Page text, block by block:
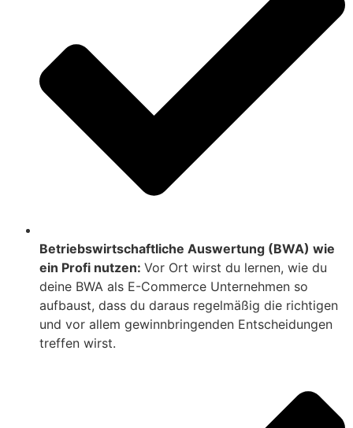
Betriebswirtschaftliche Auswertung (BWA) wie
ein Profi nutzen: Vor Ort wirst du lernen, wie du
deine BWA als E-Commerce Unternehmen so
aufbaust, dass du daraus regelmäßig die richtigen
und vor allem gewinnbringenden Entscheidungen
treffen wirst.